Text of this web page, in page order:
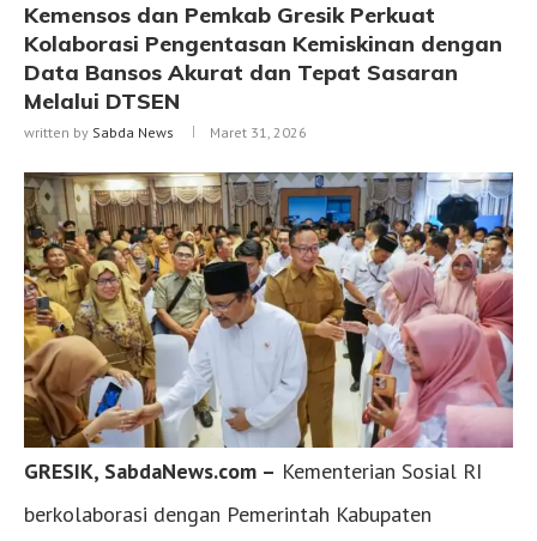
Kemensos dan Pemkab Gresik Perkuat
Kolaborasi Pengentasan Kemiskinan dengan
Data Bansos Akurat dan Tepat Sasaran
Melalui DTSEN
written by Sabda News Maret 31, 2026
GRESIK, SabdaNews.com – Kementerian Sosial RI
berkolaborasi dengan Pemerintah Kabupaten